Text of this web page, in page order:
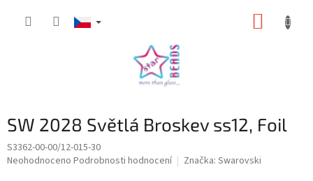
SW 2028 Světlá Broskev ss12, Foil
S3362-00-00/12-015-30
Průměrné
Neohodnoceno Podrobnosti hodnocení Značka: Swarovski